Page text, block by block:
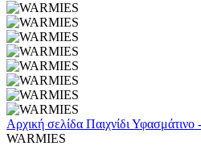
Αρχική σελίδα Παιχνίδι Υφασμάτινο
WARMIES